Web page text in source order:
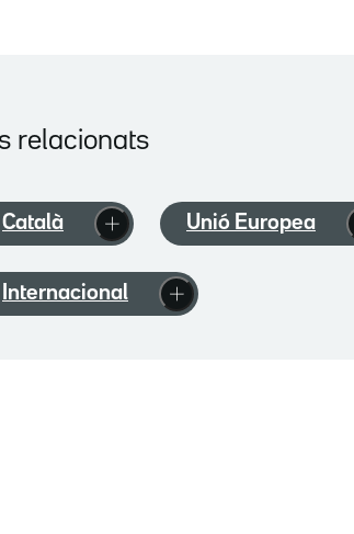
relacionats
Català Unió Europea
Internacional